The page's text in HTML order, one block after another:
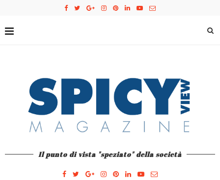
Il punto di vista "speziato" della società